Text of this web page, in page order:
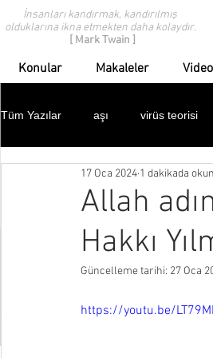
İnsanları kandırmak, kandırılmış
olduklarına ikna etmekten daha kolaydır.
[ Mark Twain ]
Konular Makaleler
Tüm Yazılar aşı virüs teorisi
modern tıp eleştirisi
ispanyol gribi domuz gribi
protestolar
Allah
Hakkı
17 Oca 2024 1 dakikada
Güncelleme tarihi: 27 Oca
https://youtu.be/